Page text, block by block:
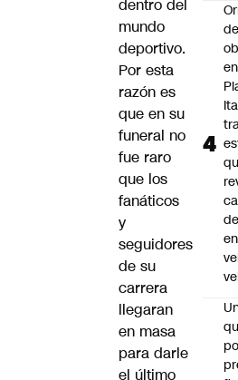
dentro del
mundo
deportivo.
Por esta
razón es
que en su
funeral no
fue raro
que los
fanáticos
y
seguidores
de su
carrera
llegaran
en masa
para darle
el último
en
en